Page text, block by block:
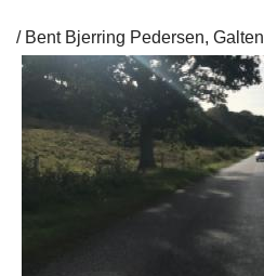
/ Bent Bjerring Pedersen, Galten